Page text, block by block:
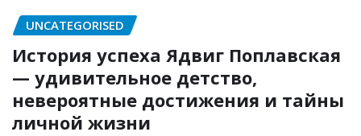
UNCATEGORISED
История успеха Ядвиг Поплавская
— удивительное детство,
невероятные достижения и тайны
личной жизни